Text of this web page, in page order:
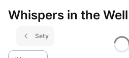
Whispers in the
Sety